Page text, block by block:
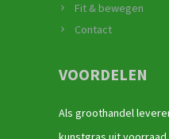
Fit & bewegen
Contact
VOORDELEN
Als groothandel